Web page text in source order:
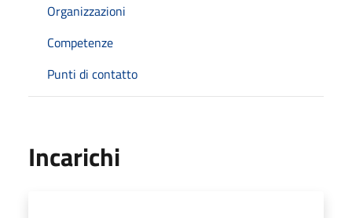
Organizzazioni
Competenze
Punti di contatto
Incarichi